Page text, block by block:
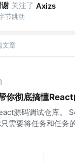
关注了 Axizs
节跳动
文章
你彻底搞懂
源码调试仓库。
需要将任务和任务